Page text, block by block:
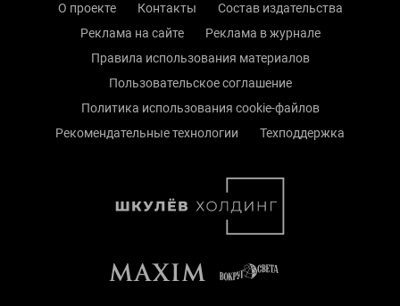
О проекте Контакты
Состав издательства
Реклама на сайте
Реклама в журнале
Правила использования материалов
Пользовательское соглашение
Политика использования cookie-файлов
Рекомендательные технологии
Техподдержка